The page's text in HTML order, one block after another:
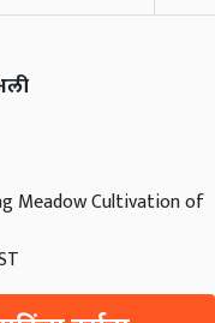
Meadow Cultivation of